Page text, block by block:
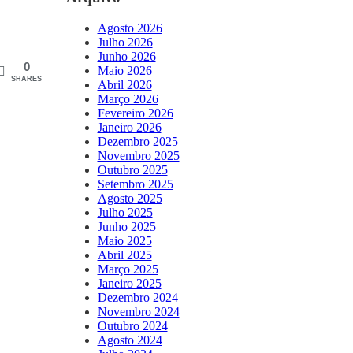
0
SHARES
Agosto 2026
Julho 2026
Junho 2026
Maio 2026
Abril 2026
Março 2026
Fevereiro 2026
Janeiro 2026
Dezembro 2025
Novembro 2025
Outubro 2025
Setembro 2025
Agosto 2025
Julho 2025
Junho 2025
Maio 2025
Abril 2025
Março 2025
Janeiro 2025
Dezembro 2024
Novembro 2024
Outubro 2024
Agosto 2024